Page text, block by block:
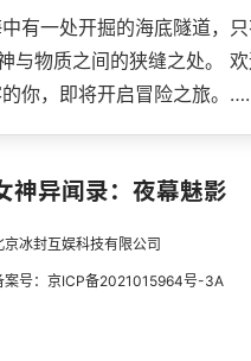
有一处开掘的海底隧道，
与物质之间的狭缝之处。
你，即将开启冒险之旅。
神异闻录：夜幕魅影
京冰封互娱科技有限公司
案号：京ICP备2021015964号-3A